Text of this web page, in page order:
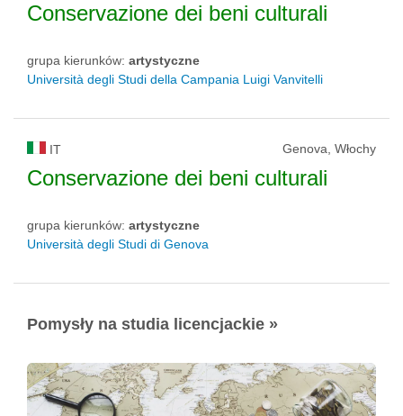
Conservazione dei beni culturali
grupa kierunków: artystyczne
Università degli Studi della Campania Luigi Vanvitelli
IT Genova, Włochy
Conservazione dei beni culturali
grupa kierunków: artystyczne
Università degli Studi di Genova
Pomysły na studia licencjackie »